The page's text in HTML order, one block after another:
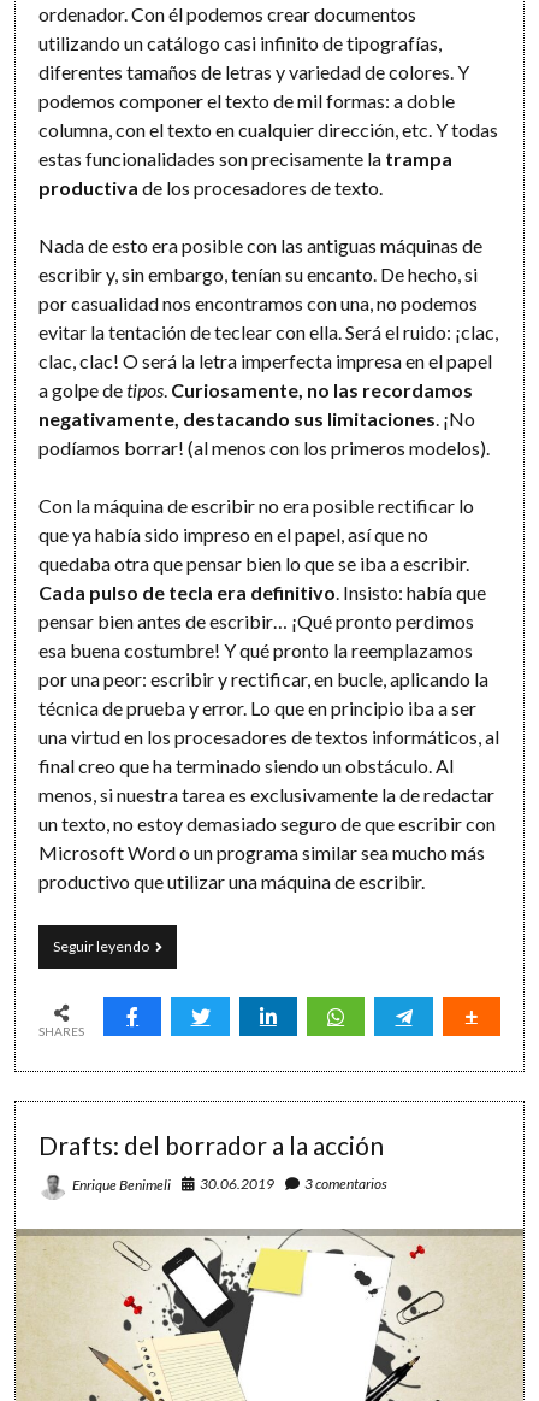
ordenador. Con él podemos crear documentos
utilizando un catálogo casi infinito de tipografías,
diferentes tamaños de letras y variedad de colores. Y
podemos componer el texto de mil formas: a doble
columna, con el texto en cualquier dirección, etc. Y todas
estas funcionalidades son precisamente la trampa
productiva de los procesadores de texto.
Nada de esto era posible con las antiguas máquinas de
escribir y, sin embargo, tenían su encanto. De hecho, si
por casualidad nos encontramos con una, no podemos
evitar la tentación de teclear con ella. Será el ruido: ¡clac,
clac, clac! O será la letra imperfecta impresa en el papel
a golpe detipos Curiosamente, no las recordamos
negativamente, destacando sus limitaciones . ¡No
podíamos borrar! (al menos con los primeros modelos).
Con la máquina de escribir no era posible rectificar lo
que ya había sido impreso en el papel, así que no
quedaba otra que pensar bien lo que se iba a escribir.
Cada pulso de tecla era definitivo . Insisto: había que
pensar bien antes de escribir… ¡Qué pronto perdimos
esa buena costumbre! Y qué pronto la reemplazamos
por una peor: escribir y rectificar, en bucle, aplicando la
técnica de prueba y error. Lo que en principio iba a ser
una virtud en los procesadores de textos informáticos, al
final creo que ha terminado siendo un obstáculo. Al
menos, si nuestra tarea es exclusivamente la de redactar
un texto, no estoy demasiado seguro de que escribir con
Microsoft Word o un programa similar sea mucho más
productivo que utilizar una máquina de escribir.
Seguir leyendoClac,
clac,
nostalgia
máquinas
tan
productivas
SHARES
Drafts: del borrador a la acción
Enrique Benimeli 30.06.2019 3 comentarios